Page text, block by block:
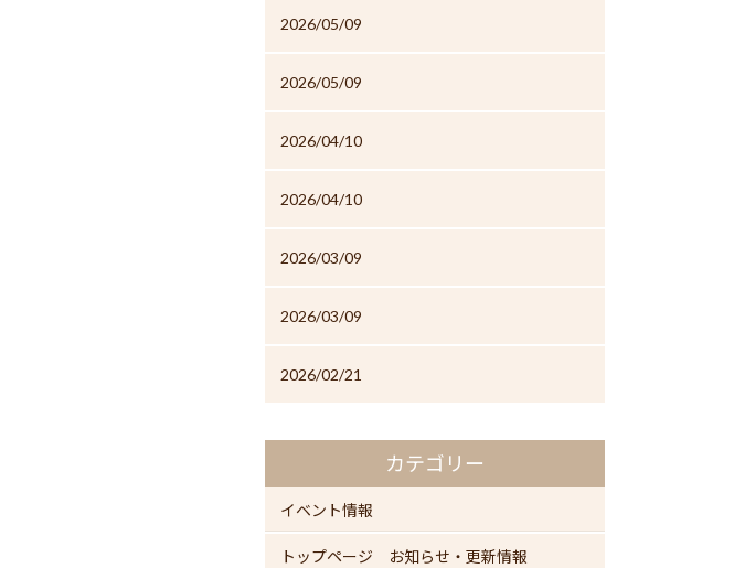
2026/05/09
2026/05/09
2026/04/10
2026/04/10
2026/03/09
2026/03/09
2026/02/21
カテゴリー
イベント情報
トップページ お知らせ・更新情報